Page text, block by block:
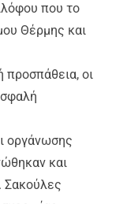
που το
Θέρμης και
προσπάθεια, οι
οργάνωσης
και
Σακούλες